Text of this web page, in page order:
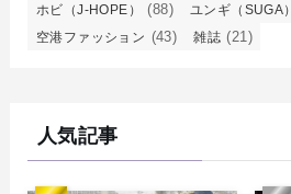
ホビ（J-HOPE） (88) ユンギ（SUGA）
空港ファッション (43) 雑誌 (21)
人気記事